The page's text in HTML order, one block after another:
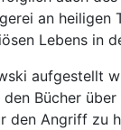
an heiligen
Lebens in
aufgestellt
Bücher
Angriff zu